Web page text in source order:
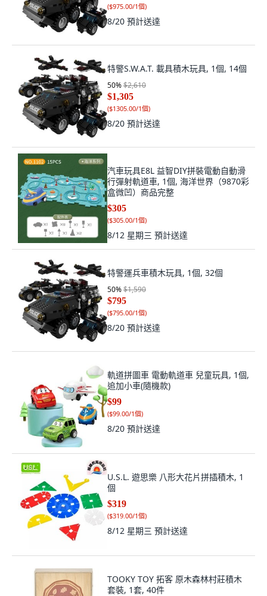
($975.00/1個)
8/20 預計送達
特警S.W.A.T. 載具積木玩具, 1個, 14個
50%$2,610
$1,305
($1305.00/1個)
8/20 預計送達
汽車玩具E8L 益智DIY拼裝電動自動滑
行彈射軌道車, 1個, 海洋世界（9870彩
盒微凹）商品完整
$305
($305.00/1個)
8/12 星期三 預計送達
特警運兵車積木玩具, 1個, 32個
50%$1,590
$795
($795.00/1個)
8/20 預計送達
軌道拼圖車 電動軌道車 兒童玩具, 1個,
追加小車(隨機款)
$99
($99.00/1個)
8/20 預計送達
U.S.L. 遊思樂 八形大花片拼插積木, 1
個
$319
($319.00/1個)
8/12 星期三 預計送達
TOOKY TOY 拓客 原木森林村莊積木
套裝, 1套, 40件